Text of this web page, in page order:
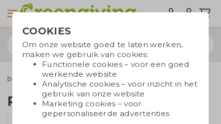
Drinkwaren Koffiebekers to go
Reisbeker RVS
COOKIES
Om onze website goed te laten werken,
maken we gebruik van cookies:
Functionele cookies – voor een goed
werkende website
Analytische cookies – voor inzicht in het
gebruik van onze website
Marketing cookies – voor
gepersonaliseerde advertenties